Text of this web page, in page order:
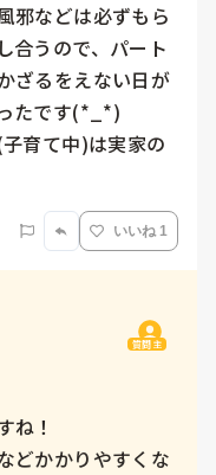
邪などは必ずもら
合うので、パート
ざるをえない日が
たです(*_*)
育て中)は実家の
いいね 1
質問主
ね！
どかかりやすくな